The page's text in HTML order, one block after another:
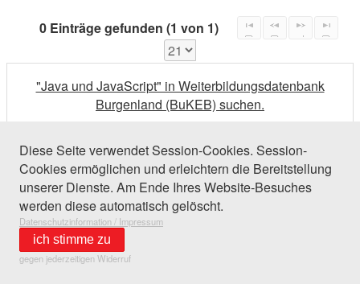
0 Einträge gefunden (1 von 1)
"Java und JavaScript" in Weiterbildungsdatenbank
Burgenland (BuKEB) suchen.
Diese Seite verwendet Session-Cookies. Session-
Cookies ermöglichen und erleichtern die Bereitstellung
unserer Dienste. Am Ende Ihres Website-Besuches
werden diese automatisch gelöscht.
Datenschutzinformation / Impressum
ich stimme zu
gegen jederzeitigen Widerruf